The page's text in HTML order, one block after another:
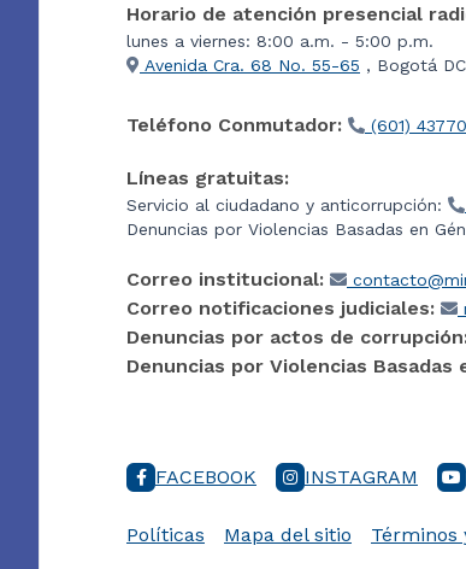
Horario de atención presencial
lunes a viernes: 8:00 a.m. - 5:00 p.m.
Avenida Cra. 68 No. 55-65 , Bogotá
Teléfono Conmutador: (601)
Líneas gratuitas:
Servicio al ciudadano y anticorrupción:
Denuncias por Violencias Basadas en
Correo institucional:
Correo notificaciones judiciales:
Denuncias por actos de
Denuncias por Violencias
FACEBOOK INSTAGRAM
Políticas Mapa del sitio Términos